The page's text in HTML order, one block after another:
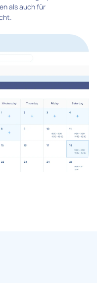
als auch für